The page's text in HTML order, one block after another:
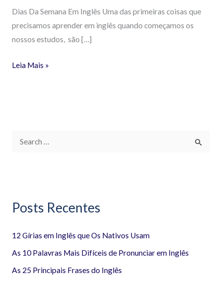
Dias Da Semana Em Inglês Uma das primeiras coisas que
precisamos aprender em inglês quando começamos os
nossos estudos, são […]
Leia Mais »
u
s
a
r
Posts Recentes
12 Gírias em Inglês que Os Nativos Usam
As 10 Palavras Mais Difíceis de Pronunciar em Inglês
As 25 Principais Frases do Inglês